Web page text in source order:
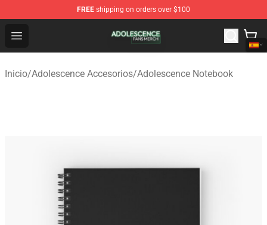
FREE shipping on orders over $100
Open menu
Adolescence Shop - Official Adolescence Merchandise
Inicio/Adolescence Accesorios/Adolescence Notebook